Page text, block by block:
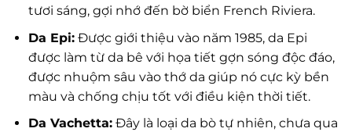
tươi sáng, gợi nhớ đến bờ biển French Riviera.
Da Epi:Được giới thiệu vào năm 1985, da Epi
được làm từ da bê với họa tiết gợn sóng độc đáo,
được nhuộm sâu vào thớ da giúp nó cực kỳ bền
màu và chống chịu tốt với điều kiện thời tiết.
Da Vachetta:Đây là loại da bò tự nhiên, chưa qua